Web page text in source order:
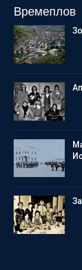
Времеплов